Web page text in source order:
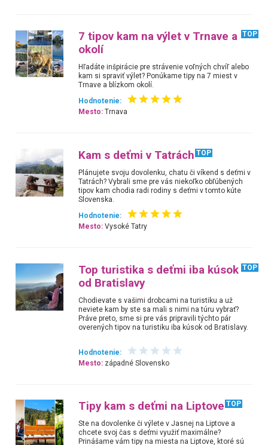
7 tipov kam na výlet v Trnave a
okolí
TOP
Hľadáte inšpirácie pre strávenie voľných chvíľ alebo
kam si spraviť výlet? Ponúkame tipy na 7 miest v
Trnave a blízkom okolí.
Hodnotenie:
Mesto: Trnava
Kam s deťmi v Tatrách TOP
Plánujete svoju dovolenku, chatu či víkend s deťmi v
Tatrách? Vybrali sme pre vás niekoľko obľúbených
tipov kam chodia radi rodiny s deťmi v tomto kúte
Slovenska.
Hodnotenie:
Mesto: Vysoké Tatry
Top turistika s deťmi iba kúsok
od Bratislavy
TOP
Chodievate s vašimi drobcami na turistiku a už
neviete kam by ste sa mali s nimi na túru vybrať?
Práve preto, sme si pre vás pripravili týchto pár
overených tipov na turistiku iba kúsok od Bratislavy.
Hodnotenie:
Mesto: západné Slovensko
Tipy kam s deťmi na Liptove TOP
Ste na dovolenke či výlete v Jasnej na Liptove a
chcete svoj čas s deťmi využiť maximálne?
Prinášame vám tipy na miesta na Liptove, ktoré sú